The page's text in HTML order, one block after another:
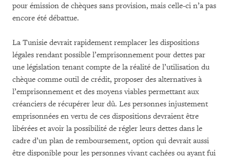
pour émission de chèques sans provision, mais celle-ci n’a pas
encore été débattue.
La Tunisie devrait rapidement remplacer les dispositions
légales rendant possible l’emprisonnement pour dettes par
une législation tenant compte de la réalité de l’utilisation du
chèque comme outil de crédit, proposer des alternatives à
l’emprisonnement et des moyens viables permettant aux
créanciers de récupérer leur dû. Les personnes injustement
emprisonnées en vertu de ces dispositions devraient être
libérées et avoir la possibilité de régler leurs dettes dans le
cadre d’un plan de remboursement, option qui devrait aussi
être disponible pour les personnes vivant cachées ou ayant fui